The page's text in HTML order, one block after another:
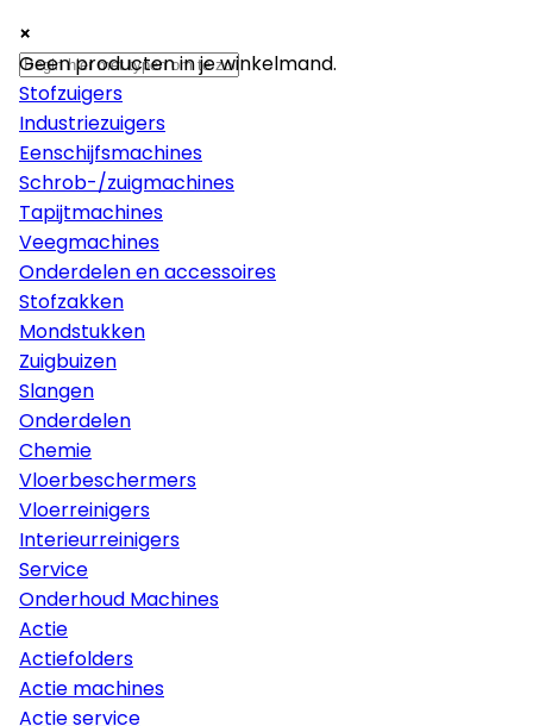
×
Machines
Stofzuigers
Industriezuigers
Eenschijfsmachines
Schrob-/zuigmachines
Tapijtmachines
Veegmachines
Onderdelen en accessoires
Stofzakken
Mondstukken
Zuigbuizen
Slangen
Onderdelen
Chemie
Vloerbeschermers
Vloerreinigers
Interieurreinigers
Service
Onderhoud Machines
Actie
Actiefolders
Actie machines
Actie service
×
×
Geen producten in je winkelmand.